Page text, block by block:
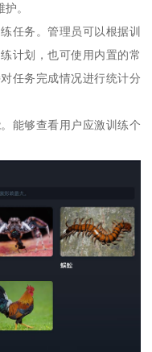
。
任务。管理员可以根据训
计划，也可使用内置的常
任务完成情况进行统计分
能够查看用户应激训练个